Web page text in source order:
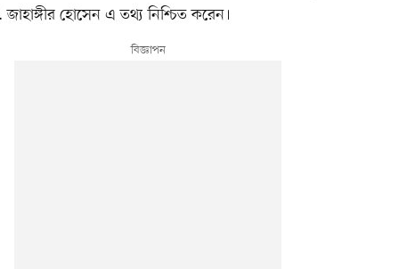
হোসেন এ তথ্য নিশ্চিত করেন।